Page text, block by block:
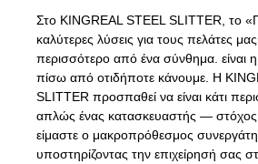
Στο KINGREAL STEEL SLITTER, το
καλύτερες λύσεις για τους πελάτες
περισσότερο από ένα σύνθημα. είναι
πίσω από οτιδήποτε κάνουμε. Η
SLITTER προσπαθεί να είναι κάτι
απλώς ένας κατασκευαστής — στόχος
είμαστε ο μακροπρόθεσμος
υποστηρίζοντας την επιχείρησή σας